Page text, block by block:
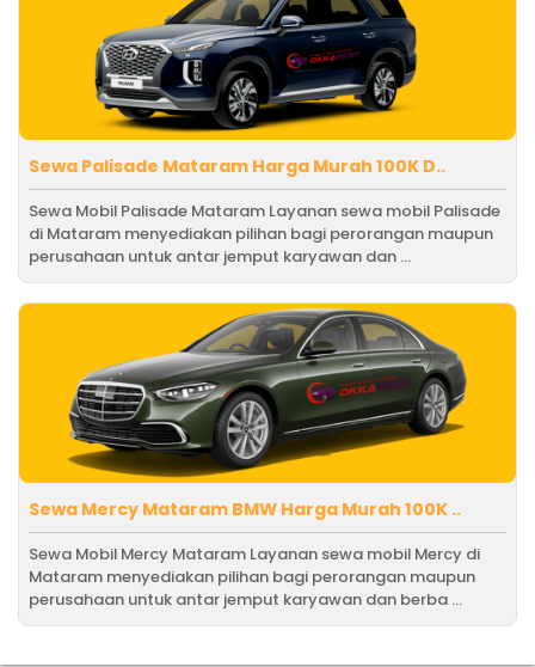
Sewa Palisade Mataram Harga Murah 100K D..
Sewa Mobil Palisade Mataram Layanan sewa mobil Palisade
di Mataram menyediakan pilihan bagi perorangan maupun
perusahaan untuk antar jemput karyawan dan ...
Sewa Mercy Mataram BMW Harga Murah 100K ..
Sewa Mobil Mercy Mataram Layanan sewa mobil Mercy di
Mataram menyediakan pilihan bagi perorangan maupun
perusahaan untuk antar jemput karyawan dan berba ...